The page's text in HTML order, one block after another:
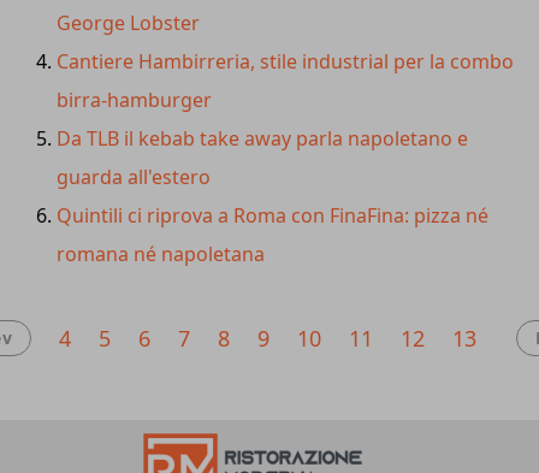
George Lobster
Cantiere Hambirreria, stile industrial per la combo
birra-hamburger
Da TLB il kebab take away parla napoletano e
guarda all'estero
Quintili ci riprova a Roma con FinaFina: pizza né
romana né napoletana
4 5 6 7 8 9 10 11 12 13